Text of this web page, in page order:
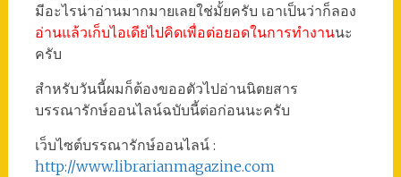
มีอะไรน่าอ่านมากมายเลยใช่มั้ยครับ เอาเป็นว่าก็ลอง
อ่านแล้วเก็บไอเดียไปคิดเพื่อต่อยอดในการทำงานนะ
ครับ
สำหรับวันนี้ผมก็ต้องขออตัวไปอ่านนิตยสาร
บรรณารักษ์ออนไลน์ฉบับนี้ต่อก่อนนะครับ
เว็บไซต์บรรณารักษ์ออนไลน์ :
http://www.librarianmagazine.com